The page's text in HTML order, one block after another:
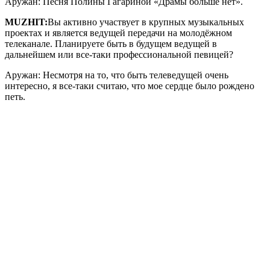
MUZHIT:Вы активно участвует в крупных музыкальных
проектах и является ведущей передачи на молодёжном
телеканале. Планируете быть в будущем ведущей в
дальнейшем или все-таки профессиональной певицей?
Аружан: Несмотря на то, что быть телеведущей очень
интересно, я все-таки считаю, что мое сердце было рождено
петь.